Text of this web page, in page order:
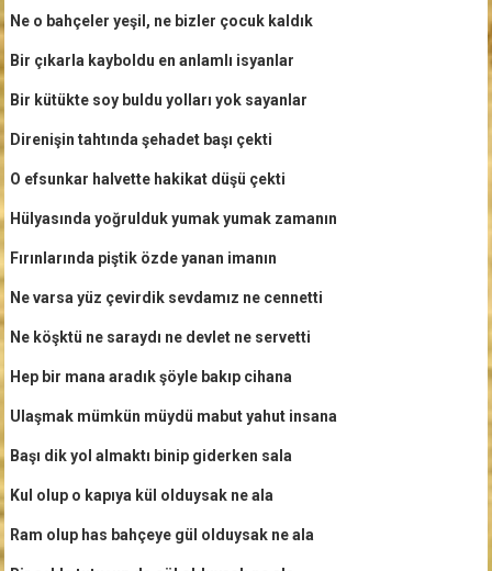
Ne o bahçeler yeşil, ne bizler çocuk kaldık
Bir çıkarla kayboldu en anlamlı isyanlar
Bir kütükte soy buldu yolları yok sayanlar
Direnişin tahtında şehadet başı çekti
O efsunkar halvette hakikat düşü çekti
Hülyasında yoğrulduk yumak yumak zamanın
Fırınlarında piştik özde yanan imanın
Ne varsa yüz çevirdik sevdamız ne cennetti
Ne köşktü ne saraydı ne devlet ne servetti
Hep bir mana aradık şöyle bakıp cihana
Ulaşmak mümkün müydü mabut yahut insana
Başı dik yol almaktı binip giderken sala
Kul olup o kapıya kül olduysak ne ala
Ram olup has bahçeye gül olduysak ne ala